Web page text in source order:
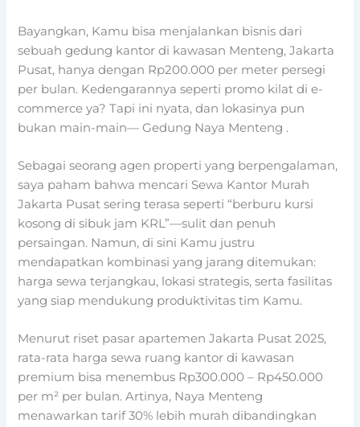
Bayangkan, Kamu bisa menjalankan bisnis dari
sebuah gedung kantor di kawasan Menteng, Jakarta
Pusat, hanya dengan Rp200.000 per meter persegi
per bulan. Kedengarannya seperti promo kilat di e-
commerce ya? Tapi ini nyata, dan lokasinya pun
bukan main-main—Gedung Naya Menteng .
Sebagai seorang agen properti yang berpengalaman,
saya paham bahwa mencari Sewa Kantor Murah
Jakarta Pusat sering terasa seperti “berburu kursi
kosong di sibuk jam KRL”—sulit dan penuh
persaingan. Namun, di sini Kamu justru
mendapatkan kombinasi yang jarang ditemukan:
harga sewa terjangkau, lokasi strategis, serta fasilitas
yang siap mendukung produktivitas tim Kamu.
Menurut riset pasar apartemen Jakarta Pusat 2025,
rata-rata harga sewa ruang kantor di kawasan
premium bisa menembus Rp300.000 – Rp450.000
per m² per bulan. Artinya, Naya Menteng
menawarkan tarif30% lebih murah dibandingkan